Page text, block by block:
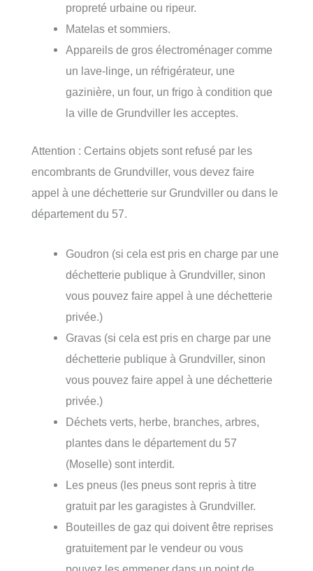
propreté urbaine ou ripeur.
Matelas et sommiers.
Appareils de gros électroménager comme
un lave-linge, un réfrigérateur, une
gazinière, un four, un frigo à condition que
la ville de Grundviller les acceptes.
Attention : Certains objets sont refusé par les
encombrants de Grundviller, vous devez faire
appel à une déchetterie sur Grundviller ou dans le
département du 57.
Goudron (si cela est pris en charge par une
déchetterie publique à Grundviller, sinon
vous pouvez faire appel à une déchetterie
privée.)
Gravas (si cela est pris en charge par une
déchetterie publique à Grundviller, sinon
vous pouvez faire appel à une déchetterie
privée.)
Déchets verts, herbe, branches, arbres,
plantes dans le département du 57
(Moselle) sont interdit.
Les pneus (les pneus sont repris à titre
gratuit par les garagistes à Grundviller.
Bouteilles de gaz qui doivent être reprises
gratuitement par le vendeur ou vous